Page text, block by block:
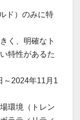
ド）のみに特
く、明確なト
特性があるた
～2024年11月1
環境（トレン